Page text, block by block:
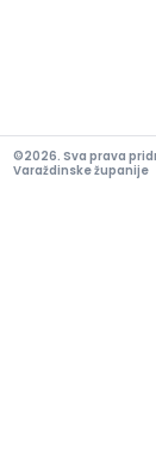
©2026. Sva prava
Varaždinske županije